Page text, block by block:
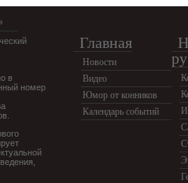
в
номер
Главная
Новости
Видео
Юмор от конников
Календарь событий